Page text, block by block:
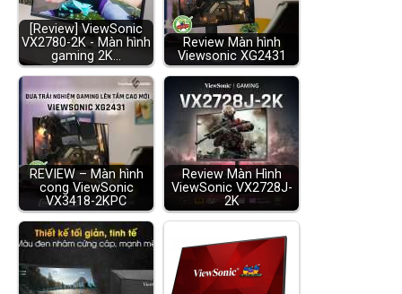
[Review] ViewSonic
VX2780-2K - Màn hình
gaming 2K…
Review Màn hình
Viewsonic XG2431
REVIEW – Màn hình
cong ViewSonic
VX3418-2KPC
Review Màn Hình
ViewSonic VX2728J-
2K